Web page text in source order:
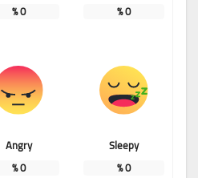
0
%
0
%
Sleepy
0
%
Angry
0
%